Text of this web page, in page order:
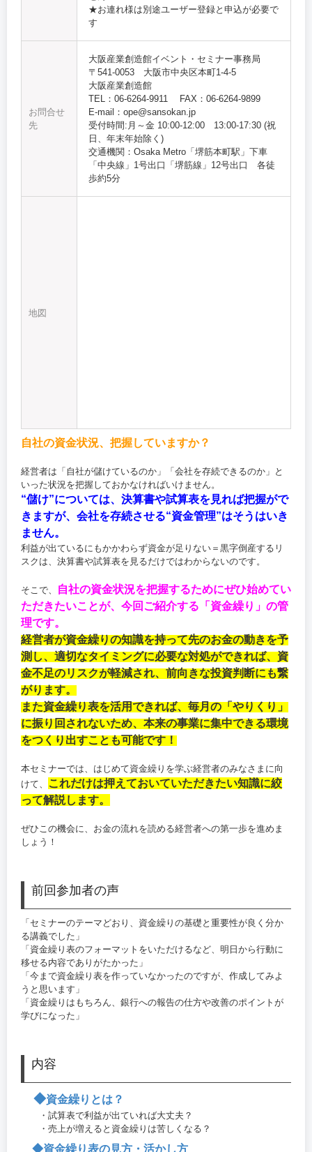
★お連れ様は別途ユーザー登録と申込が必要で
す
お問合せ
先
大阪産業創造館イベント・セミナー事務局
〒541-0053 大阪市中央区本町1-4-5
大阪産業創造館
TEL：06-6264-9911 FAX：06-6264-9899
E-mail：ope@sansokan.jp
受付時間:月～金 10:00‐12:00 13:00-17:30 (祝
日、年末年始除く)
交通機関：Osaka Metro「堺筋本町駅」下車
「中央線」1号出口「堺筋線」12号出口 各徒
歩約5分
地図
自社の資金状況、把握していますか？
経営者は「自社が儲けているのか」「会社を存続できるのか」と
いった状況を把握しておかなければいけません。
“儲け”については、決算書や試算表を見れば把握がで
きますが、会社を存続させる“資金管理”はそうはいき
ません。
利益が出ているにもかかわらず資金が足りない＝黒字倒産するリ
スクは、決算書や試算表を見るだけではわからないのです。
そこで、
自社の資金状況を把握するためにぜひ始めてい
ただきたいことが、今回ご紹介する「資金繰り」の管
理です。
経営者が資金繰りの知識を持って先のお金の動きを予
測し、適切なタイミングに必要な対処ができれば、資
金不足のリスクが軽減され、前向きな投資判断にも繋
がります。
また資金繰り表を活用できれば、毎月の「やりくり」
に振り回されないため、本来の事業に集中できる環境
をつくり出すことも可能です！
本セミナーでは、はじめて資金繰りを学ぶ経営者のみなさまに向
けて、
これだけは押えておいていただきたい知識に絞
って解説します。
ぜひこの機会に、お金の流れを読める経営者への第一歩を進めま
しょう！
前回参加者の声
「セミナーのテーマどおり、資金繰りの基礎と重要性が良く分か
る講義でした」
「資金繰り表のフォーマットをいただけるなど、明日から行動に
移せる内容でありがたかった」
「今まで資金繰り表を作っていなかったのですが、作成してみよ
うと思います」
「資金繰りはもちろん、銀行への報告の仕方や改善のポイントが
学びになった」
内容
◆資金繰りとは？
・試算表で利益が出ていれば大丈夫？
・売上が増えると資金繰りは苦しくなる？
◆資金繰り表の見方・活かし方